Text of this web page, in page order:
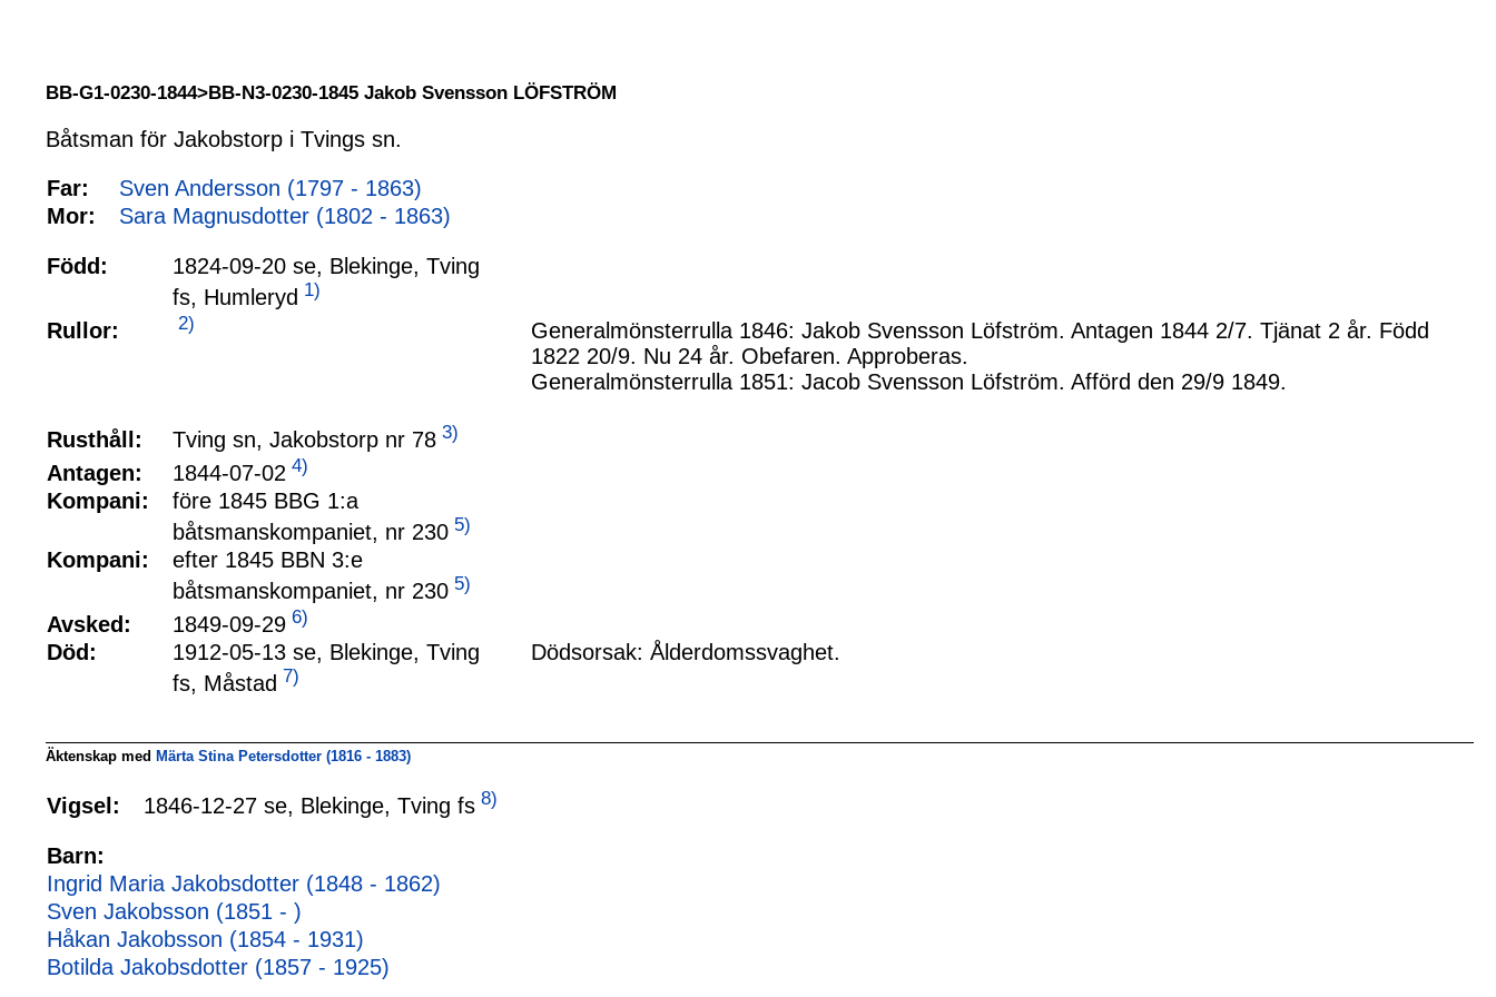
BB-G1-0230-1844>BB-N3-0230-1845 Jakob Svensson LÖFSTRÖM
Båtsman för Jakobstorp i Tvings sn.
Far:
Sven Andersson (1797 - 1863)
Mor:
Sara Magnusdotter (1802 - 1863)
Född:
1824-09-20 se, Blekinge, Tving
fs, Humleryd 1)
Rullor: 2)
Generalmönsterrulla 1846: Jakob Svensson Löfström. Antagen 1844 2/7. Tjänat 2 år. Född
1822 20/9. Nu 24 år. Obefaren. Approberas.
Generalmönsterrulla 1851: Jacob Svensson Löfström. Afförd den 29/9 1849.
Rusthåll: Tving sn, Jakobstorp nr 78 3)
Antagen: 1844-07-02 4)
Kompani:
före 1845 BBG 1:a
båtsmanskompaniet, nr 230 5)
Kompani:
efter 1845 BBN 3:e
båtsmanskompaniet, nr 230 5)
Avsked: 1849-09-29 6)
Död:
1912-05-13 se, Blekinge, Tving
fs, Måstad 7)
Dödsorsak: Ålderdomssvaghet.
Äktenskap med Märta Stina Petersdotter (1816 - 1883)
Vigsel: 1846-12-27 se, Blekinge, Tving fs 8)
Barn:
Ingrid Maria Jakobsdotter (1848 - 1862)
Sven Jakobsson (1851 - )
Håkan Jakobsson (1854 - 1931)
Botilda Jakobsdotter (1857 - 1925)